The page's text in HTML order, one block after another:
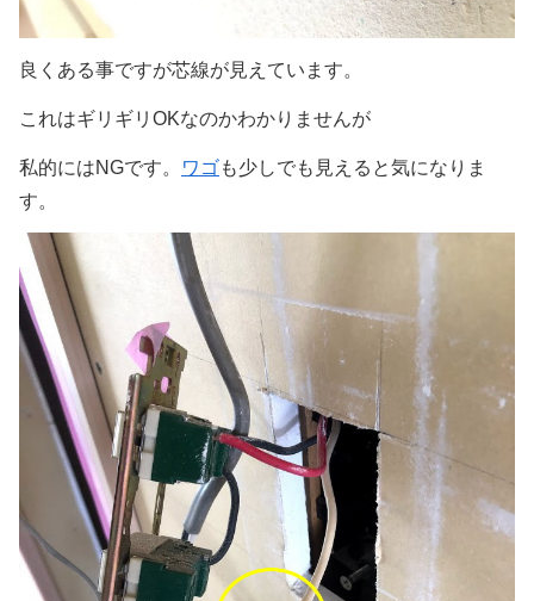
良くある事ですが芯線が見えています。
これはギリギリOKなのかわかりませんが
私的にはNGです。 ワゴも少しでも見えると気になりま
す。